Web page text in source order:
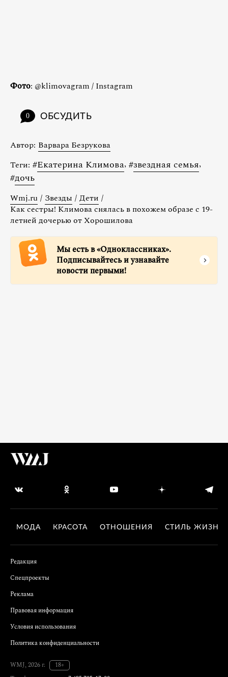
Фото: @klimovagram / Instagram
0 ОБСУДИТЬ
Автор: Варвара Безрукова
Теги: #Екатерина Климова, #звездная семья,
#дочь
Wmj.ru / Звезды / Дети /
Как сестры! Климова снялась в похожем образе с 19-
летней дочерью от Хорошилова
Мы есть в «Одноклассниках».
Подписывайтесь и узнавайте
новости первыми!
МОДА КРАСОТА ОТНОШЕНИЯ СТИЛЬ ЖИЗНИ
Редакция
Спецпроекты
Реклама
Правовая информация
Условия использования
Политика конфиденциальности
WMJ, 2026 г.
18+